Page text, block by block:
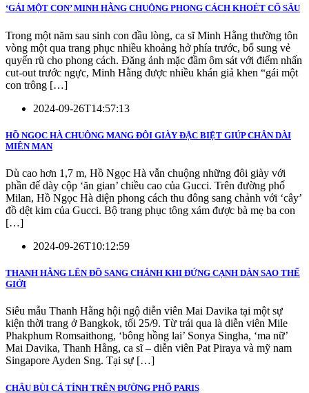
‘GÁI MỘT CON’ MINH HẰNG CHUỘNG PHONG CÁCH KHOÉT CỔ SÂU
Trong một năm sau sinh con đầu lòng, ca sĩ Minh Hằng thường tôn
vòng một qua trang phục nhiều khoảng hở phía trước, bổ sung vẻ
quyến rũ cho phong cách. Đăng ảnh mặc đầm ôm sát với điểm nhấn
cut-out trước ngực, Minh Hằng được nhiều khán giả khen “gái một
con trông […]
2024-09-26T14:57:13
HỒ NGỌC HÀ CHUÔNG MANG ĐÔI GIÀY ĐẶC BIỆT GIÚP CHÂN DÀI
MIÊN MAN
Dù cao hơn 1,7 m, Hồ Ngọc Hà vẫn chuộng những đôi giày với
phần đế dày cộp ‘ăn gian’ chiều cao của Gucci. Trên đường phố
Milan, Hồ Ngọc Hà diện phong cách thu đông sang chảnh với ‘cây’
đồ dệt kim của Gucci. Bộ trang phục tông xám được bà mẹ ba con
[…]
2024-09-26T10:12:59
THANH HẰNG LÊN ĐỒ SANG CHẢNH KHI ĐỨNG CẠNH DÀN SAO THẾ
GIỚI
Siêu mẫu Thanh Hằng hội ngộ diễn viên Mai Davika tại một sự
kiện thời trang ở Bangkok, tối 25/9. Từ trái qua là diễn viên Mile
Phakphum Romsaithong, ‘bông hồng lai’ Sonya Singha, ‘ma nữ’
Mai Davika, Thanh Hằng, ca sĩ – diễn viên Pat Piraya và mỹ nam
Singapore Ayden Sng. Tại sự […]
CHÂU BÙI CÁ TÍNH TRÊN ĐƯỜNG PHỐ PARIS